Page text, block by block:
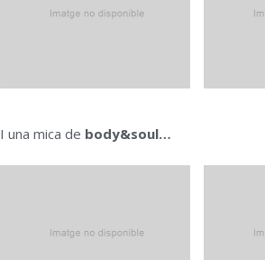
I una mica de body&soul…